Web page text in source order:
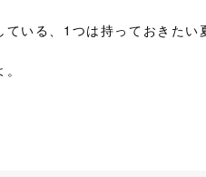
いる、1つは持っておきたい